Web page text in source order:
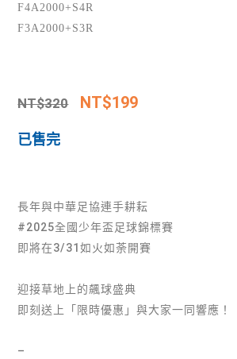
F4A2000+S4R
F3A2000+S3R
NT$320 NT$199
已售完
長年與中華足協連手耕耘
#2025全國少年盃足球錦標賽
即將在3/31如火如荼開賽
迎接草地上的飆球盛典
即刻送上「限時優惠」與大家一同響應！
–